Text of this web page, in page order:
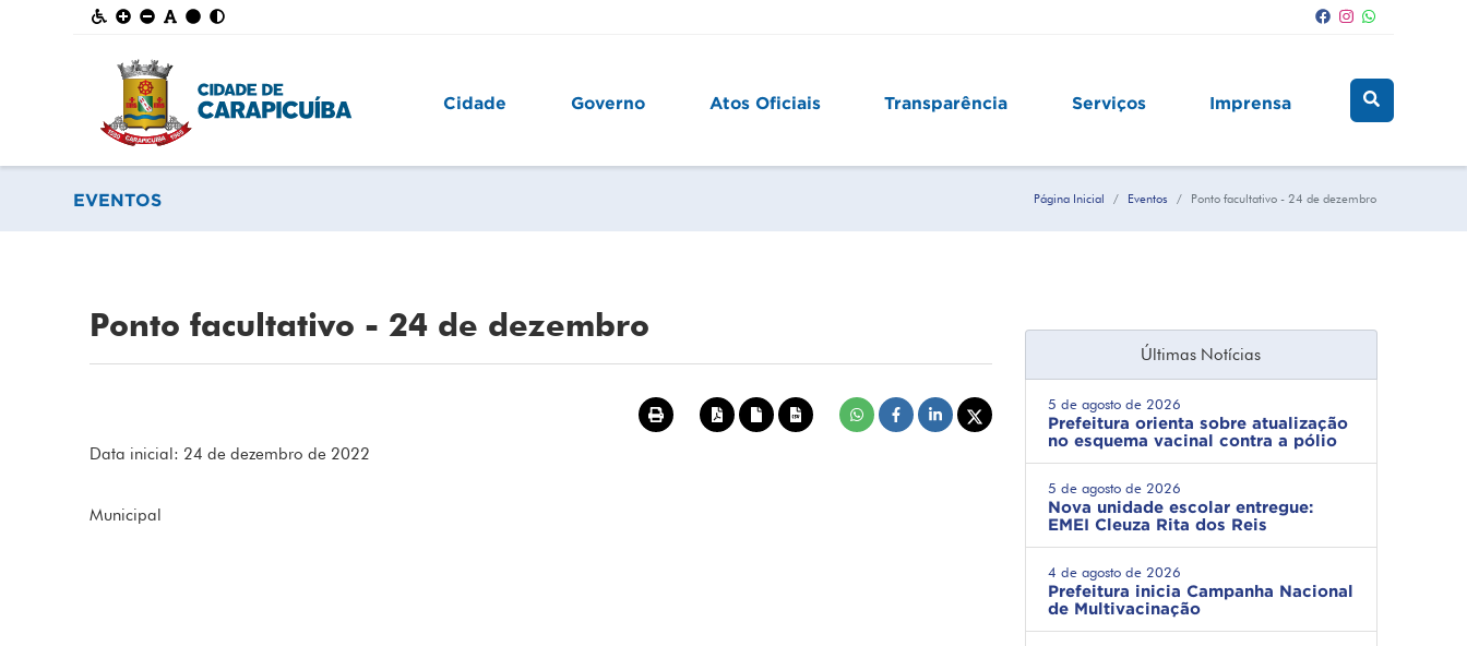
Cidade Governo Atos Oficiais Transparência Serviços Imprensa
EVENTOS Página Inicial Eventos Ponto facultativo - 24 de dezembro
Ponto facultativo - 24 de dezembro
Data inicial: 24 de dezembro de 2022
Municipal
Últimas Notícias
5 de agosto de 2026
Prefeitura orienta sobre atualização
no esquema vacinal contra a pólio
5 de agosto de 2026
Nova unidade escolar entregue:
EMEI Cleuza Rita dos Reis
4 de agosto de 2026
Prefeitura inicia Campanha Nacional
de Multivacinação